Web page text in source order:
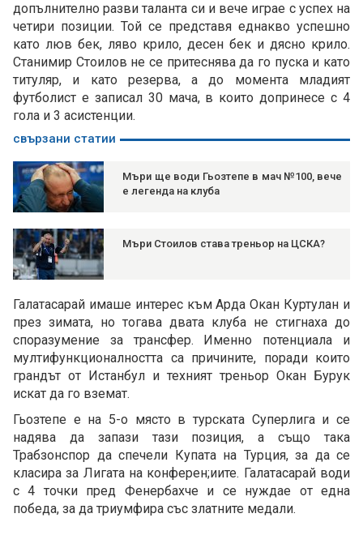
допълнително разви таланта си и вече играе с успех на
четири позиции. Той се представя еднакво успешно
като люв бек, ляво крило, десен бек и дясно крило.
Станимир Стоилов не се притеснява да го пуска и като
титуляр, и като резерва, а до момента младият
футболист е записал 30 мача, в които допринесе с 4
гола и 3 асистенции.
свързани статии
Мъри ще води Гьозтепе в мач №100, вече
е легенда на клуба
Мъри Стоилов става треньор на ЦСКА?
Галатасарай имаше интерес към Арда Окан Куртулан и
през зимата, но тогава двата клуба не стигнаха до
споразумение за трансфер. Именно потенциала и
мултифункционалността са причините, поради които
грандът от Истанбул и техният треньор Окан Бурук
искат да го вземат.
Гьозтепе е на 5-о място в турската Суперлига и се
надява да запази тази позиция, а също така
Трабзонспор да спечели Купата на Турция, за да се
класира за Лигата на конферен;иите. Галатасарай води
с 4 точки пред Фенербахче и се нуждае от една
победа, за да триумфира със златните медали.